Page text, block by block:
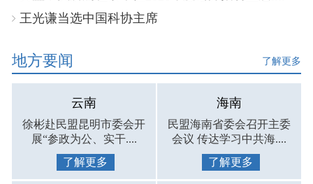
王光谦当选中国科协主席
地方要闻 了解更多
云南
徐彬赴民盟昆明市委会开
展“参政为公、实干....
了解更多
海南
民盟海南省委会召开主委
会议 传达学习中共海....
了解更多